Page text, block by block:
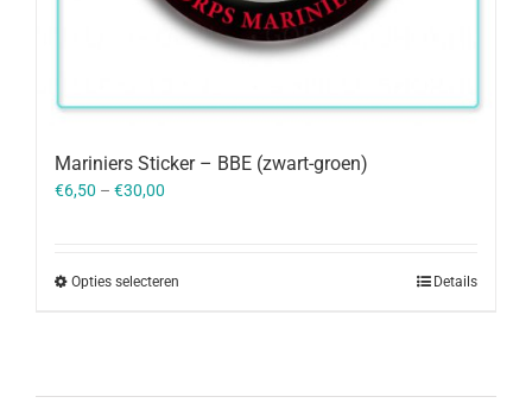
Mariniers Sticker – BBE (zwart-groen)
€6,50 – €30,00
Opties selecteren Details